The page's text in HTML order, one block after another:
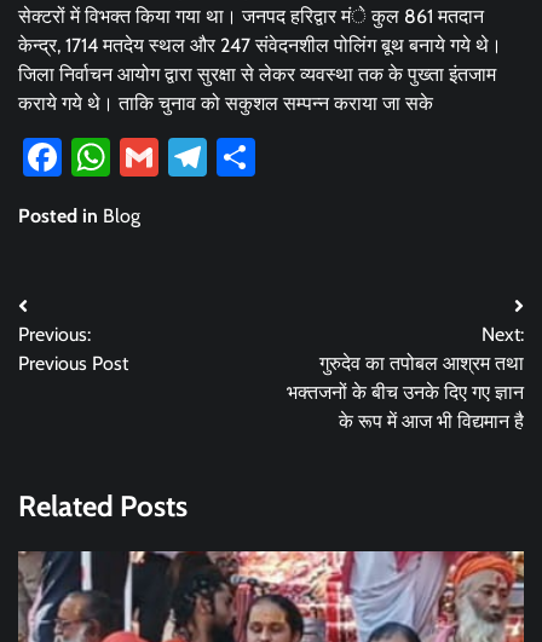
सेक्टरों में विभक्त किया गया था। जनपद हरिद्वार मंे कुल 861 मतदान
केन्द्र, 1714 मतदेय स्थल और 247 संवेदनशील पोलिंग बूथ बनाये गये थे।
जिला निर्वाचन आयोग द्वारा सुरक्षा से लेकर व्यवस्था तक के पुख्ता इंतजाम
कराये गये थे। ताकि चुनाव को सकुशल सम्पन्न कराया जा सके
Facebook
WhatsApp
GmailTelegram
Posted in Blog
Post
navigation
Previous:
Previous Post
Next:
गुरुदेव का तपोबल आश्रम तथा
भक्तजनों के बीच उनके दिए गए ज्ञान
के रूप में आज भी विद्यमान है
Related Posts